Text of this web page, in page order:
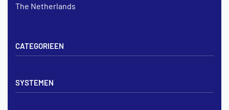
CATEGORIEEN
Verdelers
SYSTEMEN
The Netherlands